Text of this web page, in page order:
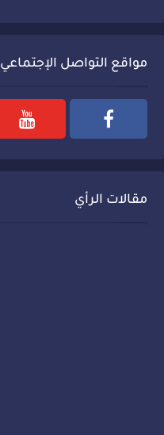
مواقع التواصل الإجتماعي
مقالات الرأي